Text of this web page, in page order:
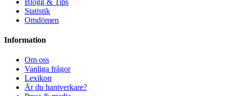
Statistik
Omdömen
Information
Om oss
Vanliga frågor
Lexikon
Är du hantverkare?